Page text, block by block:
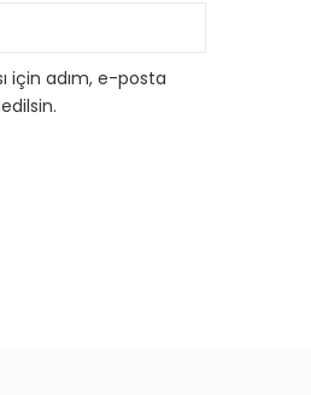
için adım, e-posta